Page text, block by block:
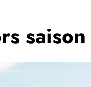
saison